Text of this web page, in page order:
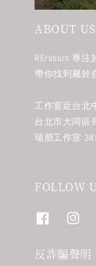
ABOUT US
REreburn 專
帶你找到屬於
工作室近台北
台北市大同區
瑞朋工作室
FOLLOW
反詐騙聲明